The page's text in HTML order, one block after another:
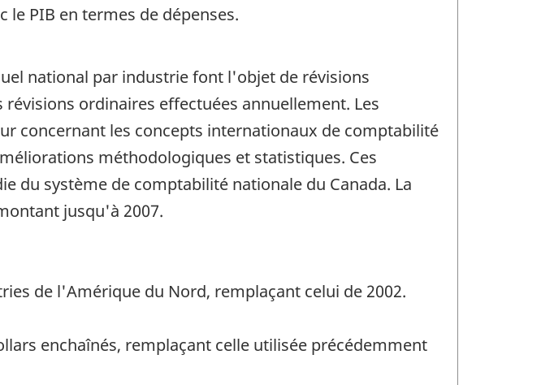
PIB en termes de dépenses.
national par industrie font l'objet de révisions
ordinaires effectuées annuellement. Les
concernant les concepts internationaux de comptabilité
méthodologiques et statistiques. Ces
du système de comptabilité nationale du Canada. La
jusqu'à 2007.
de l'Amérique du Nord, remplaçant celui de 2002.
enchaînés, remplaçant celle utilisée précédemment